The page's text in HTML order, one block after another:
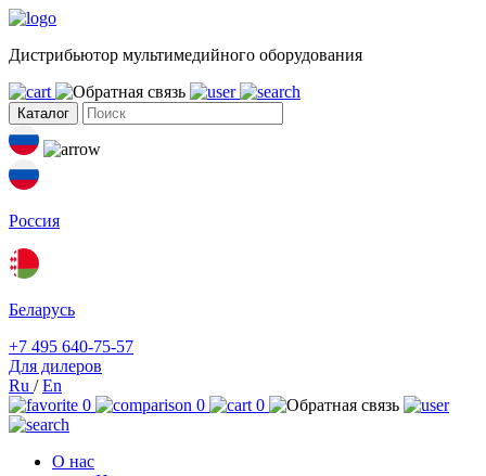
Дистрибьютор мультимедийного оборудования
Каталог
Россия
Беларусь
+7 495 640-75-57
Для дилеров
Ru /En
0
0 0
О нас